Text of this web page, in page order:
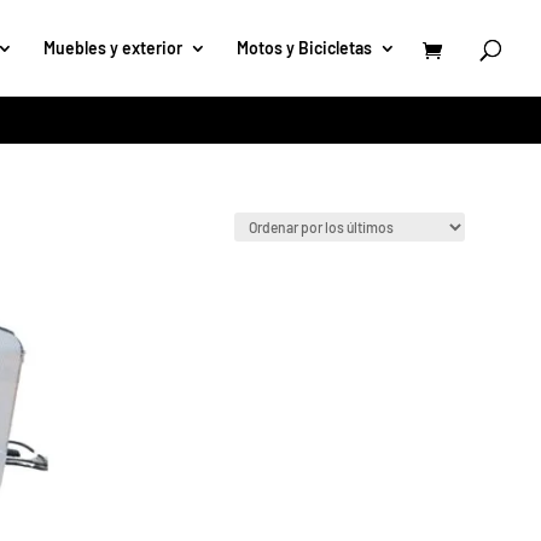
Muebles y exterior Motos y Bicicletas